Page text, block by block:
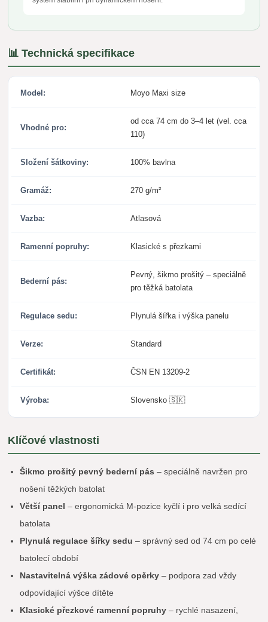
📊 Technická specifikace
Model: Moyo Maxi size
Vhodné pro:
od cca 74 cm do 3–4 let (vel. cca
110)
Složení šátkoviny: 100% bavlna
Gramáž: 270 g/m²
Vazba: Atlasová
Ramenní popruhy: Klasické s přezkami
Bederní pás:
Pevný, šikmo prošitý – speciálně
pro těžká batolata
Regulace sedu: Plynulá šířka i výška panelu
Verze: Standard
Certifikát: ČSN EN 13209-2
Výroba: Slovensko 🇸🇰
Klíčové vlastnosti
Šikmo prošitý pevný bederní pás – speciálně navržen pro
nošení těžkých batolat
Větší panel – ergonomická M-pozice kyčlí i pro velká sedící
batolata
Plynulá regulace šířky sedu – správný sed od 74 cm po celé
batolecí období
Nastavitelná výška zádové opěrky – podpora zad vždy
odpovídající výšce dítěte
Klasické přezkové ramenní popruhy – rychlé nasazení,